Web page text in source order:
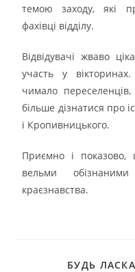
темою заходу, які
фахівці відділу.
Відвідувачі жваво
участь у
чимало
більше дізнатися про
і Кропивницького.
Приємно і показово,
вельми
краєзнавства.
БУДЬ